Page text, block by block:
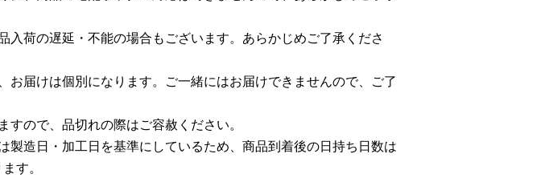
入荷の遅延・不能の場合もございます。あらかじめご了承くださ
お届けは個別になります。ご一緒にはお届けできませんので、ご了
ので、品切れの際はご容赦ください。
製造日・加工日を基準にしているため、商品到着後の日持ち日数は
す。